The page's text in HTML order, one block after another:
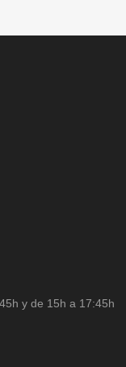
y de 15h a 17:45h